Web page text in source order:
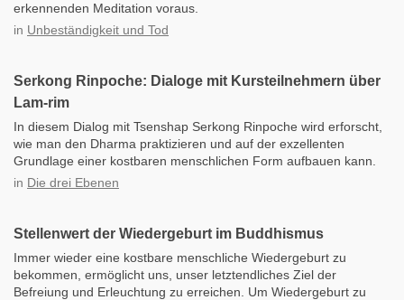
erkennenden Meditation voraus.
in Unbeständigkeit und Tod
Serkong Rinpoche: Dialoge mit Kursteilnehmern über
Lam-rim
In diesem Dialog mit Tsenshap Serkong Rinpoche wird erforscht,
wie man den Dharma praktizieren und auf der exzellenten
Grundlage einer kostbaren menschlichen Form aufbauen kann.
in Die drei Ebenen
Stellenwert der Wiedergeburt im Buddhismus
Immer wieder eine kostbare menschliche Wiedergeburt zu
bekommen, ermöglicht uns, unser letztendliches Ziel der
Befreiung und Erleuchtung zu erreichen. Um Wiedergeburt zu